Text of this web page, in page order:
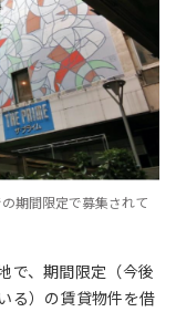
期間限定で募集されて
で、期間限定（今後
る）の賃貸物件を借